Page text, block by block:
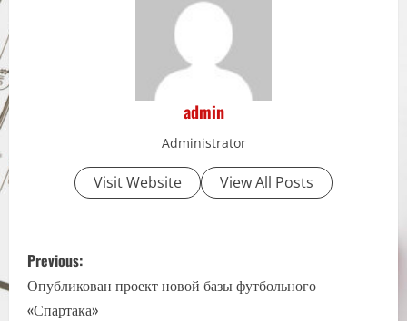
admin
Administrator
Visit Website View All Posts
P
o
Previous:
Опубликован проект новой базы футбольного
«Спартака»